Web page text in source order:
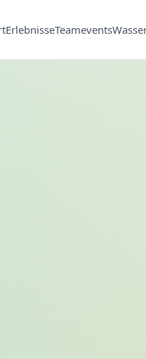
ErlebnisseTeamevents